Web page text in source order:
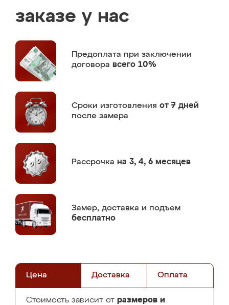
заказе у нас
Предоплата при заключении
договора всего 10%
Сроки изготовления от 7 дней
после замера
Рассрочка на 3, 4, 6 месяцев
Замер, доставка и подъем
бесплатно
Цена Доставка Оплата
Стоимость зависит от размеров и